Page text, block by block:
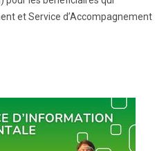
et Service d’Accompagnement